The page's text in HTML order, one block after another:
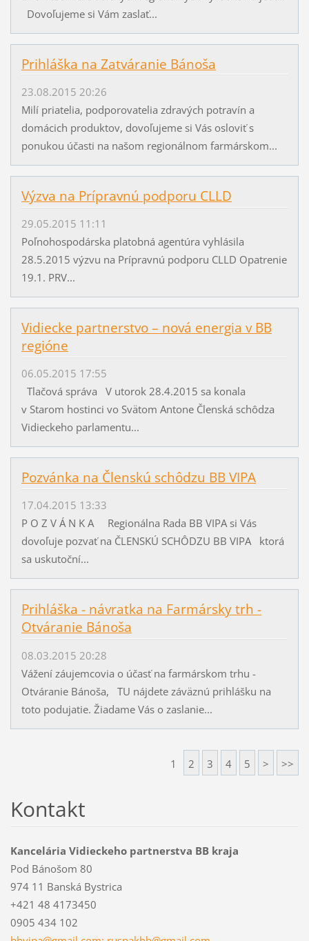
Dovoľujeme si Vám zaslať...
Prihláška na Zatváranie Bánoša
23.08.2015 20:26
Milí priatelia, podporovatelia zdravých potravín a
domácich produktov, dovoľujeme si Vás osloviť s
ponukou účasti na našom regionálnom farmárskom...
Výzva na Prípravnú podporu CLLD
29.05.2015 11:11
Poľnohospodárska platobná agentúra vyhlásila
28.5.2015 výzvu na Prípravnú podporu CLLD Opatrenie
19.1. PRV...
Vidiecke partnerstvo – nová energia v BB
regióne
06.05.2015 17:55
Tlačová správa V utorok 28.4.2015 sa konala
v Starom hostinci vo Svätom Antone Členská schôdza
Vidieckeho parlamentu...
Pozvánka na Členskú schôdzu BB VIPA
17.04.2015 13:33
P O Z V Á N K A Regionálna Rada BB VIPA si Vás
dovoľuje pozvať na ČLENSKÚ SCHÔDZU BB VIPA ktorá
sa uskutoční...
Prihláška - návratka na Farmársky trh -
Otváranie Bánoša
08.03.2015 20:28
Vážení záujemcovia o účasť na farmárskom trhu -
Otváranie Bánoša, TU nájdete záväznú prihlášku na
toto podujatie. Žiadame Vás o zaslanie...
1 2 3 4 5 > >>
Kontakt
Kancelária Vidieckeho partnerstva BB kraja
Pod Bánošom 80
974 11 Banská Bystrica
+421 48 4173450
0905 434 102